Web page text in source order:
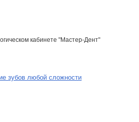
кабинете "Мастер-Дент"
зубов любой сложности